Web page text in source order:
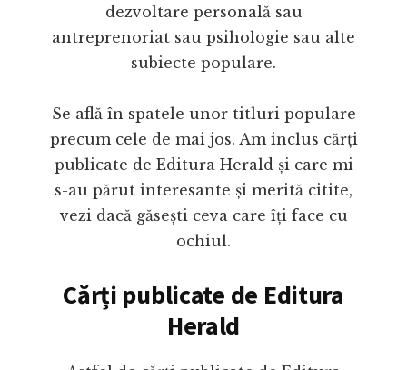
dezvoltare personală sau
antreprenoriat sau psihologie sau alte
subiecte populare.
Se află în spatele unor titluri populare
precum cele de mai jos. Am inclus cărți
publicate de Editura Herald și care mi
s-au părut interesante și merită citite,
vezi dacă găsești ceva care îți face cu
ochiul.
Cărți publicate de Editura
Herald